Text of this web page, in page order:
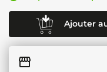
Ajouter